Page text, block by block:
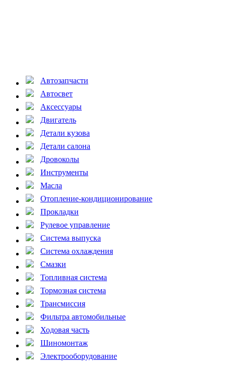
Автозапчасти
Автосвет
Аксессуары
Двигатель
Детали кузова
Детали салона
Дровоколы
Инструменты
Масла
Отопление-кондиционирование
Прокладки
Рулевое управление
Система выпуска
Система охлаждения
Смазки
Топливная система
Тормозная система
Трансмиссия
Фильтра автомобильные
Ходовая часть
Шиномонтаж
Электрооборудование